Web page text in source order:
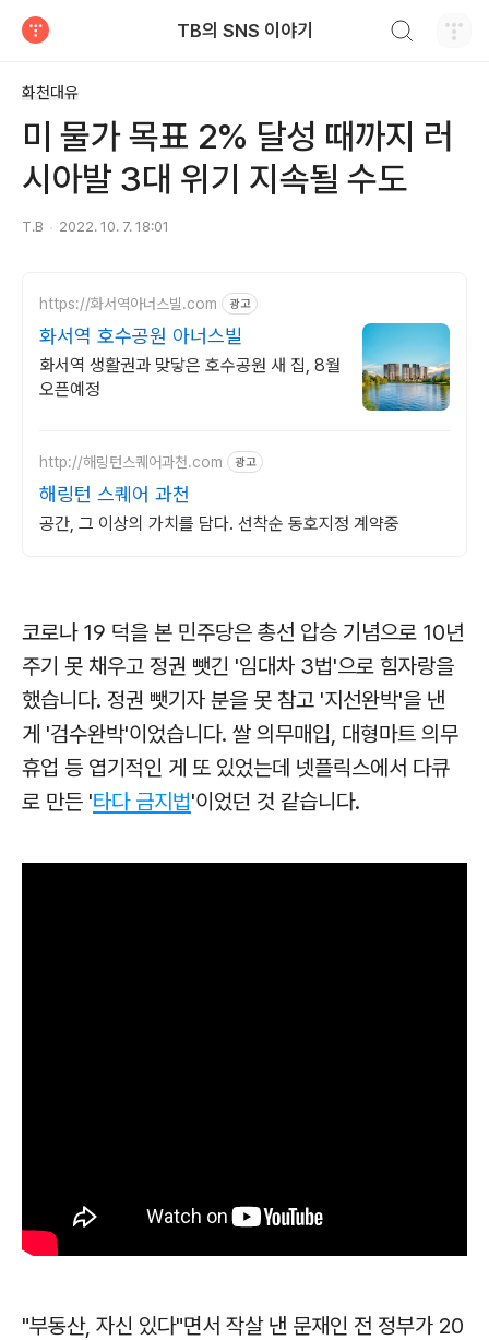
TB의 SNS 이야기
화천대유
미 물가 목표 2% 달성 때까지 러
시아발 3대 위기 지속될 수도
T.B 2022. 10. 7. 18:01
https://화서역아너스빌.com 광고
화서역 호수공원 아너스빌
화서역 생활권과 맞닿은 호수공원 새 집, 8월
오픈예정
http://해링턴스퀘어과천.com 광고
해링턴 스퀘어 과천
공간, 그 이상의 가치를 담다. 선착순 동호지정 계약중
코로나 19 덕을 본 민주당은 총선 압승 기념으로 10년
주기 못 채우고 정권 뺏긴 '임대차 3법'으로 힘자랑을
했습니다. 정권 뺏기자 분을 못 참고 '지선완박'을 낸
게 '검수완박'이었습니다. 쌀 의무매입, 대형마트 의무
휴업 등 엽기적인 게 또 있었는데 넷플릭스에서 다큐
로 만든 '타다 금지법'이었던 것 같습니다.
"부동산, 자신 있다"면서 작살 낸 문재인 전 정부가 20